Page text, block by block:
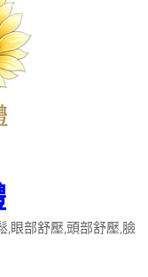
,眼部舒壓,頭部舒壓,臉